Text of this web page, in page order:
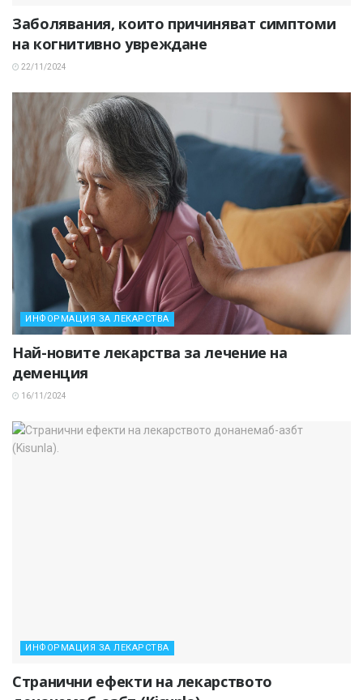
Заболявания, които причиняват симптоми
на когнитивно увреждане
22/11/2024
ИНФОРМАЦИЯ ЗА ЛЕКАРСТВА
Най-новите лекарства за лечение на
деменция
16/11/2024
ИНФОРМАЦИЯ ЗА ЛЕКАРСТВА
Странични ефекти на лекарството